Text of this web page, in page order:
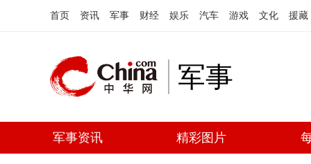
首页 资讯 军事 财经 娱乐 汽车 游戏 文化 援藏
军事
军事资讯 精彩图片